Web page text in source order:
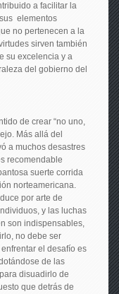
a facilitar la
elementos
no pertenecen a la
sirven también
su excelencia y a
del gobierno del
de crear “no uno,
Más allá del
a muchos desastres
recomendable
suerte corrida
norteamericana.
por arte de
y las luchas
son indispensables,
no debe ser
el desafío es
de las
disuadirlo de
que detrás de